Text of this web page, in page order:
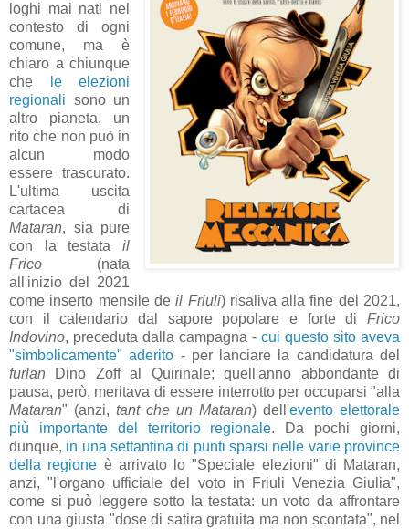
loghi mai nati nel
contesto di ogni
comune, ma è
chiaro a chiunque
che
le elezioni
regionali sono un
altro pianeta, un
rito che non può in
alcun modo
essere trascurato.
L'ultima uscita
cartacea di
Mataran, sia pure
con la testatail
Frico (nata
all'inizio del 2021
come inserto mensile deil Friuli) risaliva alla fine del 2021,
con il calendario dal sapore popolare e forte di Frico
Indovino, preceduta dalla campagna - cui questo sito aveva
"simbolicamente" aderito - per lanciare la candidatura del
furlan Dino Zoff al Quirinale; quell'anno abbondante di
pausa, però, meritava di essere interrotto per occuparsi "alla
Mataran" (anzi, tant che un Mataran) dell'evento elettorale
più importante del territorio regionale. Da pochi giorni,
dunque, in una settantina di punti sparsi nelle varie province
della regione è arrivato lo "Speciale elezioni" di Mataran,
anzi, "l'organo ufficiale del voto in Friuli Venezia Giulia",
come si può leggere sotto la testata: un voto da affrontare
con una giusta "dose di satira gratuita ma non scontata", nel